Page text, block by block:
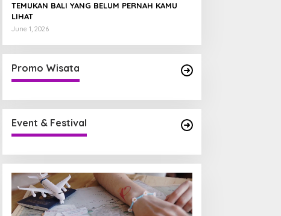
TEMUKAN BALI YANG BELUM PERNAH KAMU
LIHAT
June 1, 2026
Promo Wisata
Event & Festival